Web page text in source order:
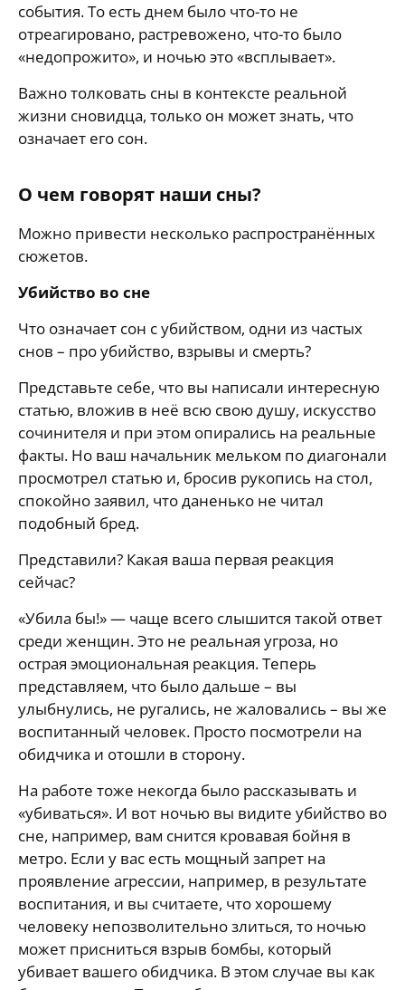
события. То есть днем было что-то не
отреагировано, растревожено, что-то было
«недопрожито», и ночью это «всплывает».
Важно толковать сны в контексте реальной
жизни сновидца, только он может знать, что
означает его сон.
О чем говорят наши сны?
Можно привести несколько распространённых
сюжетов.
Убийство во сне
Что означает сон с убийством, одни из частых
снов – про убийство, взрывы и смерть?
Представьте себе, что вы написали интересную
статью, вложив в неё всю свою душу, искусство
сочинителя и при этом опирались на реальные
факты. Но ваш начальник мельком по диагонали
просмотрел статью и, бросив рукопись на стол,
спокойно заявил, что даненько не читал
подобный бред.
Представили? Какая ваша первая реакция
сейчас?
«Убила бы!» — чаще всего слышится такой ответ
среди женщин. Это не реальная угроза, но
острая эмоциональная реакция. Теперь
представляем, что было дальше – вы
улыбнулись, не ругались, не жаловались – вы же
воспитанный человек. Просто посмотрели на
обидчика и отошли в сторону.
На работе тоже некогда было рассказывать и
«убиваться». И вот ночью вы видите убийство во
сне, например, вам снится кровавая бойня в
метро. Если у вас есть мощный запрет на
проявление агрессии, например, в результате
воспитания, и вы считаете, что хорошему
человеку непозволительно злиться, то ночью
может присниться взрыв бомбы, который
убивает вашего обидчика. В этом случае вы как